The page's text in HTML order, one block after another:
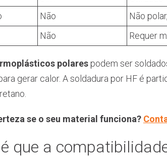
Não
Não
Não Requer
polares podem ser
gerar calor. A soldadura por HF é
se o seu material funciona?
que a